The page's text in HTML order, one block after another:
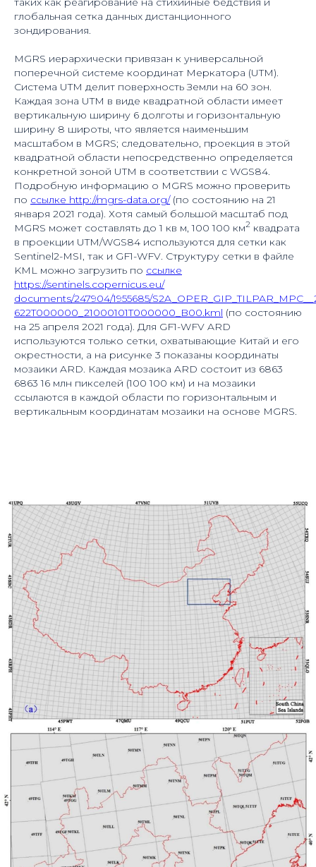
глобальная сетка данных дистанционного
зондирования.
MGRS иерархически привязан к универсальной
поперечной системе координат Меркатора (UTM).
Система UTM делит поверхность Земли на 60 зон.
Каждая зона UTM в виде квадратной области имеет
вертикальную ширину 6 долготы и горизонтальную
ширину 8 широты, что является наименьшим
масштабом в MGRS; следовательно, проекция в этой
квадратной области непосредственно определяется
конкретной зоной UTM в соответствии с WGS84.
Подробную информацию о MGRS можно проверить
по ссылке http://mgrs-data.org/(по состоянию на 21
января 2021 года). Хотя самый большой масштаб под
MGRS может составлять до 1 кв м, 100 100 км2 квадрата
в проекции UTM/WGS84 используются для сетки как
Sentinel2-MSI, так и GF1-WFV. Структуру сетки в файле
KML можно загрузить по ссылке
https://sentinels.copernicus.eu/
documents/247904/1955685/
622T000000_21000101T000000_B00.kml (по состоянию
на 25 апреля 2021 года). Для GF1-WFV ARD
используются только сетки, охватывающие Китай и его
окрестности, а на рисунке 3 показаны координаты
мозаики ARD. Каждая мозаика ARD состоит из 6863
6863 16 млн пикселей (100 100 км) и на мозаики
ссылаются в каждой области по горизонтальным и
вертикальным координатам мозаики на основе MGRS.